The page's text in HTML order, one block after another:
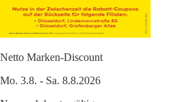
Netto Marken-Discount
Mo. 3.8. - Sa. 8.8.2026